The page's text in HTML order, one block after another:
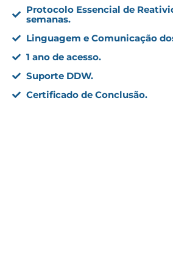
Protocolo Essencial de
semanas.
Linguagem e Comunicação
1 ano de acesso.
Suporte DDW.
Certificado de Conclusão.